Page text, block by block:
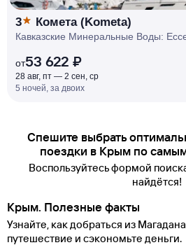
3 Комета (Kometa)
Кавказские Минеральные Воды:
от53 622 ₽
28 авг, пт — 2 сен, ср
5 ночей, за двоих
Спешите выбрать
поездки в Крым по
Воспользуйтесь формой
найдётся!
Крым. Полезные факты
Узнайте, как добраться из
путешествие и сэкономьте деньги.